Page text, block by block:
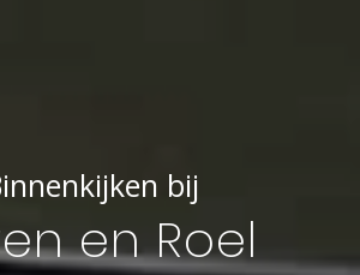
bij
en Roel